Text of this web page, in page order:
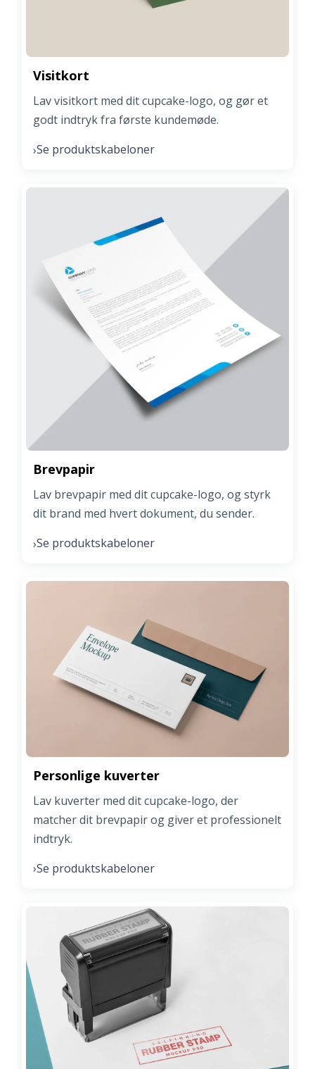
Visitkort
Lav visitkort med dit cupcake-logo, og gør et
godt indtryk fra første kundemøde.
›Se produktskabeloner
Brevpapir
Lav brevpapir med dit cupcake-logo, og styrk
dit brand med hvert dokument, du sender.
›Se produktskabeloner
Personlige kuverter
Lav kuverter med dit cupcake-logo, der
matcher dit brevpapir og giver et professionelt
indtryk.
›Se produktskabeloner